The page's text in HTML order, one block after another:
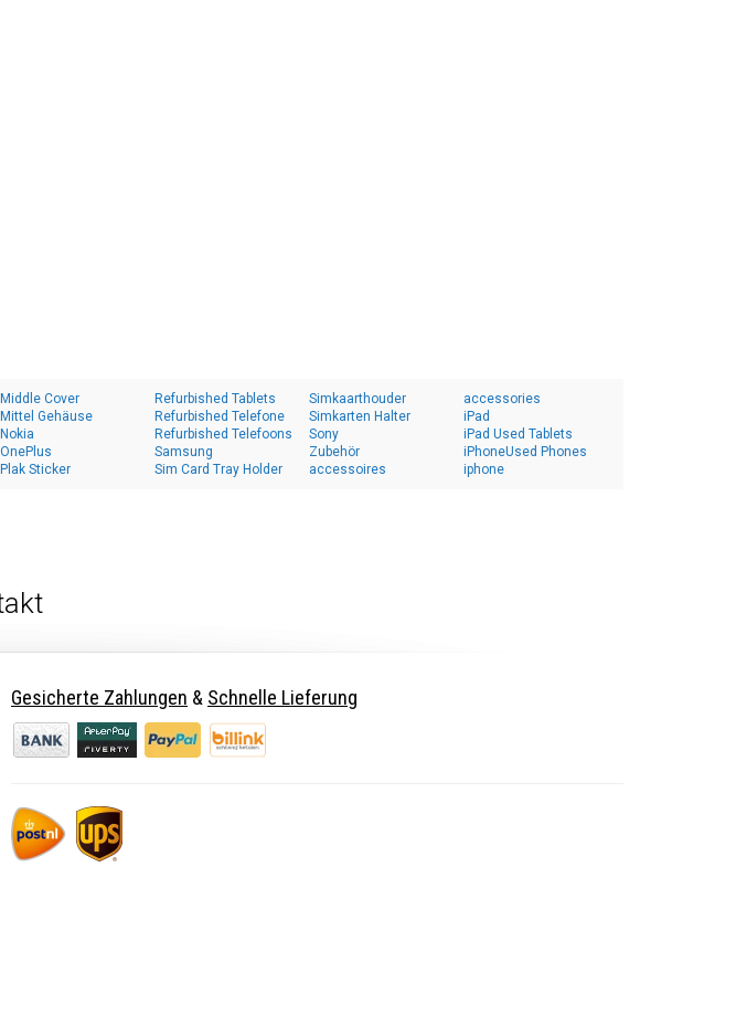
Middle Cover
Mittel Gehäuse
Nokia
OnePlus
Plak Sticker
Refurbished Tablets
Refurbished Telefone
Refurbished Telefoons
Samsung
Sim Card Tray Holder
Simkaarthouder
Simkarten Halter
Sony
Zubehör
accessoires
accessories
iPad
iPad Used Tablets
iPhoneUsed Phones
iphone
Gesicherte Zahlungen & Schnelle Lieferung